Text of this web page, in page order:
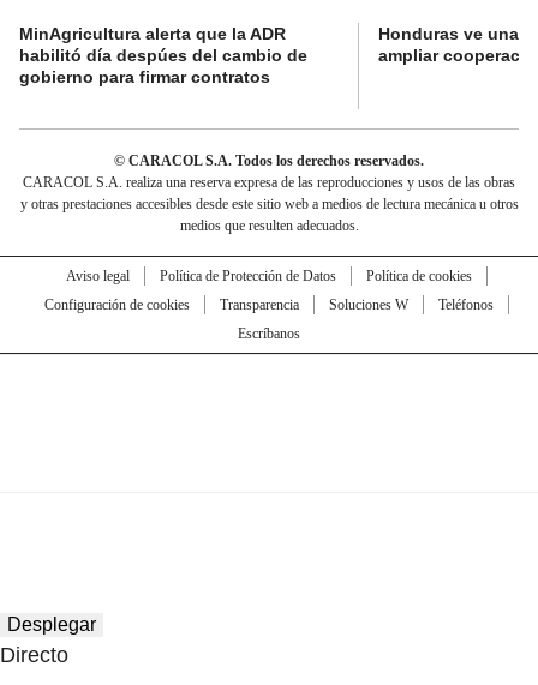
MinAgricultura alerta que la ADR
habilitó día despúes del cambio de
gobierno para firmar contratos
Honduras ve una
ampliar
© CARACOL S.A. Todos los derechos reservados.
CARACOL S.A. realiza una reserva expresa de las reproducciones y usos de las obras
y otras prestaciones accesibles desde este sitio web a medios de lectura mecánica u otros
medios que resulten adecuados.
Aviso legal Política de Protección de Datos
Política de cookies
Configuración de cookies
Transparencia Soluciones W
Teléfonos
Escríbanos
Desplegar
Directo